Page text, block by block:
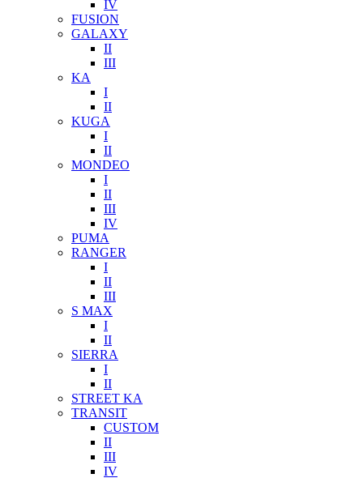
IV
FUSION
GALAXY
II
III
KA
I
II
KUGA
I
II
MONDEO
I
II
III
IV
PUMA
RANGER
I
II
III
S MAX
I
II
SIERRA
I
II
STREET KA
TRANSIT
CUSTOM
II
III
IV